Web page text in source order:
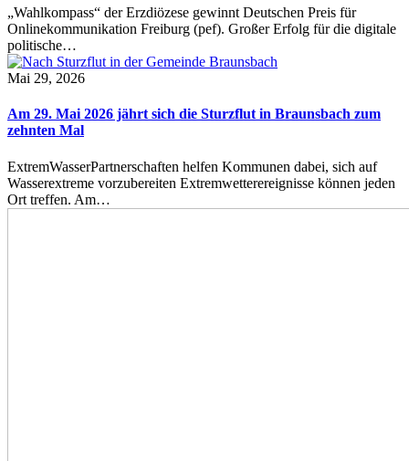
„Wahlkompass“ der Erzdiözese gewinnt Deutschen Preis für
Onlinekommunikation Freiburg (pef). Großer Erfolg für die digitale
politische…
Mai 29, 2026
Am 29. Mai 2026 jährt sich die Sturzflut in Braunsbach zum
zehnten Mal
ExtremWasserPartnerschaften helfen Kommunen dabei, sich auf
Wasserextreme vorzubereiten Extremwetterereignisse können jeden
Ort treffen. Am…